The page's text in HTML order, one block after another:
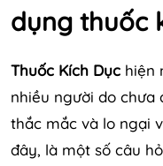
dụng thuốc
Thuốc Kích Dục hiện
nhiều người do chưa
thắc mắc và lo ngại
đây, là một số câu